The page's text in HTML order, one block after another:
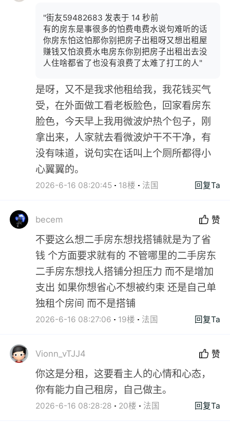
"街友59482683 发表于 14 秒前
有的房东是事很多的怕费电费水说句难听的话
你房东怕这怕那你别把房子出租呀又想出租屋
赚钱又怕浪费水电房东你别把房子出租出去没
人住啥都省了也没有浪费了太难了打工的人"
是呀，又不是我求他租给我，我花钱买气
受，在外面做工看老板脸色，回家看房东
脸色，今天早上我用微波炉热个包子，刚
拿出来，人家就去看微波炉干不干净，有
没有味道，说句实在话叫上个厕所都得小
心翼翼的。
2026-6-16 08:20:45 18楼 法国 回复Ta
becem 赞
不要这么想二手房东想找搭铺就是为了省
钱 个方面要求就有的 不管哪里的二手房东
二手房东想找人搭铺分担压力 而不是增加
支出 如果你想省心不想被约束 还是自己单
独租个房间 而不是搭铺
2026-6-16 08:27:06 19楼 法国 回复Ta
Vionn_vTJJ4 赞
你这是分租，这要看主人的心情和心态，
你有能力自己租房，自己做主。
2026-6-16 08:28:28 20楼 法国 回复Ta